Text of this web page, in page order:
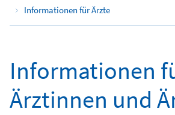
Informationen für Ärzte
Informationen
Ärztinnen und